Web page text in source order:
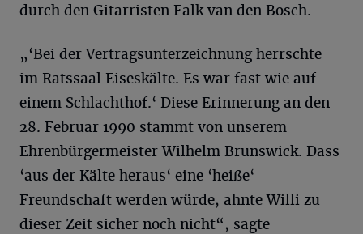
durch den Gitarristen Falk van den Bosch.
„‘Bei der Vertragsunterzeichnung herrschte
im Ratssaal Eiseskälte. Es war fast wie auf
einem Schlachthof.‘ Diese Erinnerung an den
28. Februar 1990 stammt von unserem
Ehrenbürgermeister Wilhelm Brunswick. Dass
‘aus der Kälte heraus‘ eine ‘heiße‘
Freundschaft werden würde, ahnte Willi zu
dieser Zeit sicher noch nicht“, sagte